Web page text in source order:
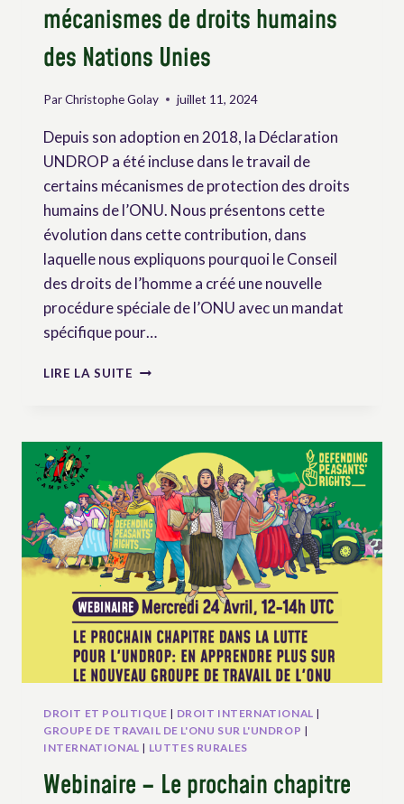
mécanismes de droits humains
des Nations Unies
ParChristophe Golay juillet 11, 2024
Depuis son adoption en 2018, la Déclaration
UNDROP a été incluse dans le travail de
certains mécanismes de protection des droits
humains de l’ONU. Nous présentons cette
évolution dans cette contribution, dans
laquelle nous expliquons pourquoi le Conseil
des droits de l’homme a créé une nouvelle
procédure spéciale de l’ONU avec un mandat
spécifique pour…
LIRE LA SUITE L’UNDROP
DES
MÉCANISMES
DE
DROITS
HUMAINS
DES
NATIONS
UNIES
DROIT ET POLITIQUE | DROIT INTERNATIONAL |
GROUPE DE TRAVAIL DE L'ONU SUR L'UNDROP |
INTERNATIONAL | LUTTES RURALES
Webinaire – Le prochain chapitre